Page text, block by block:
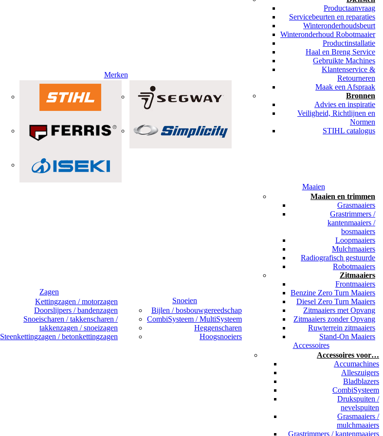
Merken
Productaanvraag
Servicebeurten en reparaties
Winteronderhoudsbeurt
Winteronderhoud Robotmaaier
Productinstallatie
Haal en Breng Service
Gebruikte Machines
Klantenservice &
Retourneren
Maak een Afspraak
Bronnen
Advies en inspiratie
Veiligheid, Richtlijnen en
Normen
STIHL catalogus
Zagen
Kettingzagen / motorzagen
Doorslijpers / bandenzagen
Snoeischaren / takkenscharen /
takkenzagen / snoeizagen
Steenkettingzagen / betonkettingzagen
Snoeien
Bijlen / bosbouwgereedschap
CombiSysteem / MultiSysteem
Heggenscharen
Hoogsnoeiers
Maaien
Maaien en trimmen
Grasmaaiers
Grastrimmers /
kantenmaaiers /
bosmaaiers
Loopmaaiers
Mulchmaaiers
Radiografisch gestuurde
Robotmaaiers
Zitmaaiers
Frontmaaiers
Benzine Zero Turn Maaiers
Diesel Zero Turn Maaiers
Zitmaaiers met Opvang
Zitmaaiers zonder Opvang
Ruwterrein zitmaaiers
Stand-On Maaiers
Accessoires
Accessoires voor…
Accumachines
Alleszuigers
Bladblazers
CombiSysteem
Drukspuiten /
nevelspuiten
Grasmaaiers /
mulchmaaiers
Grastrimmers / kantenmaaiers